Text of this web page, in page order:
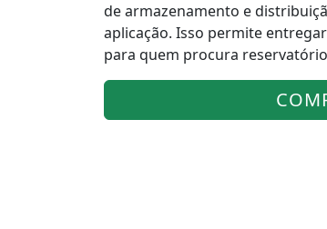
de armazenamento e
aplicação. Isso permite
para quem procura